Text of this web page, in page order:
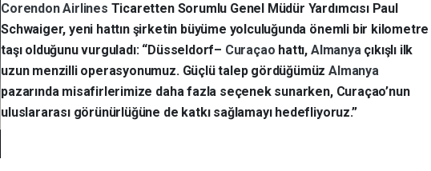
Corendon Airlines Ticaretten Sorumlu Genel Müdür Yardımcısı Paul
Schwaiger, yeni hattın şirketin büyüme yolculuğunda önemli bir kilometre
taşı olduğunu vurguladı: “Düsseldorf– Curaçao hattı, Almanya çıkışlı ilk
uzun menzilli operasyonumuz. Güçlü talep gördüğümüzAlmanya
pazarında misafirlerimize daha fazla seçenek sunarken, Curaçao’nun
uluslararası görünürlüğüne de katkı sağlamayı hedefliyoruz.”